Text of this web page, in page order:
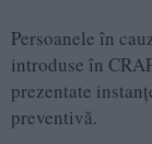
Persoanele în
introduse în
prezentate
preventivă.